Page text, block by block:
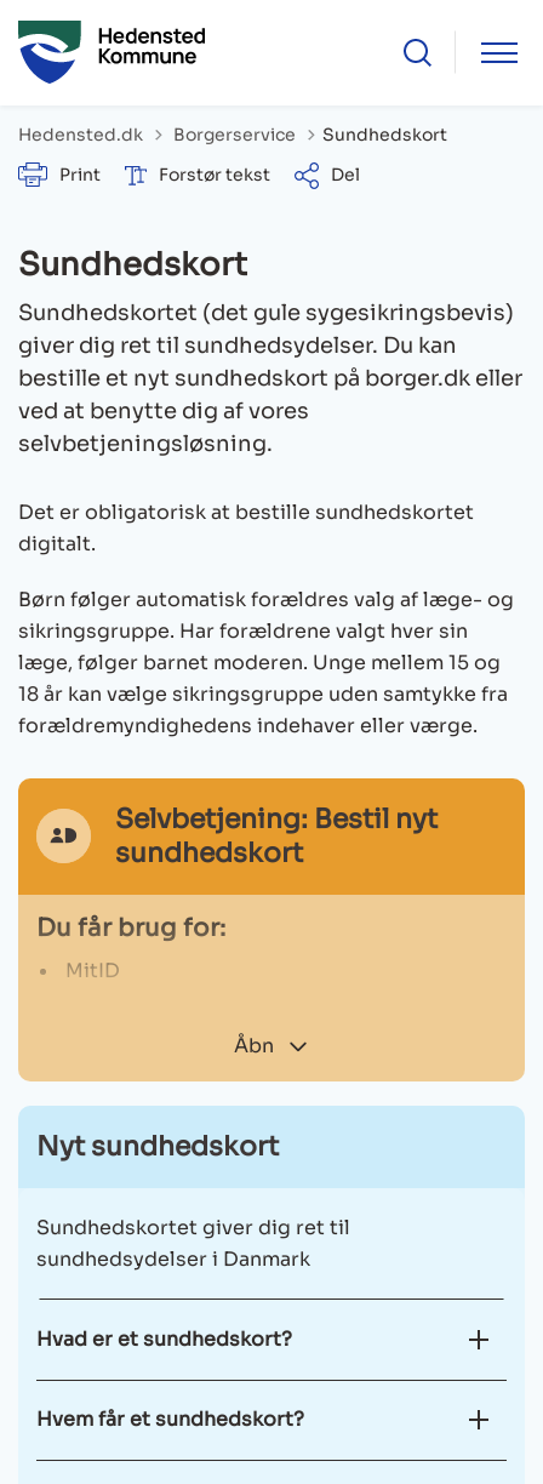
Hedensted.dk Tilbage til
Borgerservice
Sundhedskort
Print
Forstør tekst Del
Sundhedskort
Sundhedskortet (det gule sygesikringsbevis)
giver dig ret til sundhedsydelser. Du kan
bestille et nyt sundhedskort på borger.dk eller
ved at benytte dig af vores
selvbetjeningsløsning.
Det er obligatorisk at bestille sundhedskortet
digitalt.
Børn følger automatisk forældres valg af læge- og
sikringsgruppe. Har forældrene valgt hver sin
læge, følger barnet moderen. Unge mellem 15 og
18 år kan vælge sikringsgruppe uden samtykke fra
forældremyndighedens indehaver eller værge.
MitId
Selvbetjening: Bestil nyt
sundhedskort
Åbn
Du får brug for:
MitID
Bestil nyt sundhedskort
Ikon
Nyt sundhedskort
Sundhedskortet giver dig ret til
sundhedsydelser i Danmark
Hvad er et sundhedskort?
Hvem får et sundhedskort?